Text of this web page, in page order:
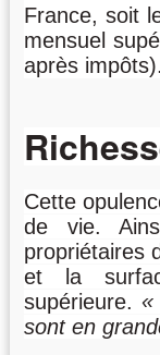
France, soit
mensuel
après impôts).
Cette
de vie.
propriétaires
et la
supérieure.
sont en